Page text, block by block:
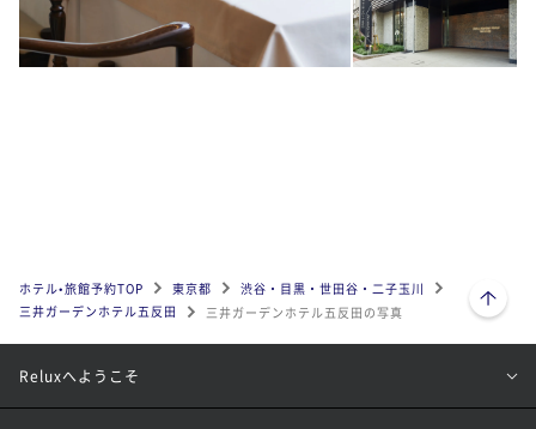
ホテル•旅館予約TOP 東京都
渋谷・目黒・世田谷・二子玉川
三井ガーデンホテル五反田
三井ガーデンホテル五反田の写真
ページトップへ
Reluxへようこそ